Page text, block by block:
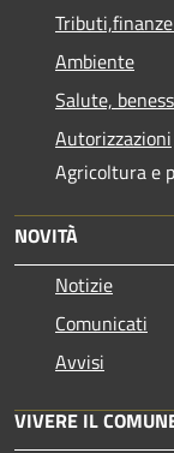
Ambiente
Salute,
Autorizzazioni
Agricoltura e
NOVITÀ
Notizie
Comunicati
Avvisi
VIVERE IL